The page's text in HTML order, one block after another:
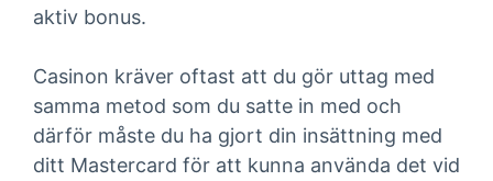
aktiv bonus.
Casinon kräver oftast att du gör uttag med
samma metod som du satte in med och
därför måste du ha gjort din insättning med
ditt Mastercard för att kunna använda det vid